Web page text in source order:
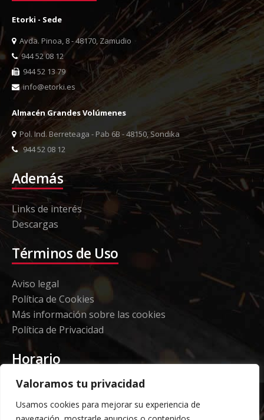
Valoramos tu privacidad
Usamos cookies para mejorar su experiencia de
Etorki - Sede
Avda. Pinoa, 8 - 48170, Zamudio
944 52 08 12
944 52 13 79
info@etorki.es
Almacén Grandes Volúmenes
Pol. Ind. Berreteaga - Pab 6B - 48150, Sondika
944 52 08 12
Además
Links de interés
Descargas
Términos de Uso
Aviso legal
Política de Cookies
Más información sobre las cookies
Política de Privacidad
Horario
Etorki - Sede
Lunes a jueves 08:00 a 16:00